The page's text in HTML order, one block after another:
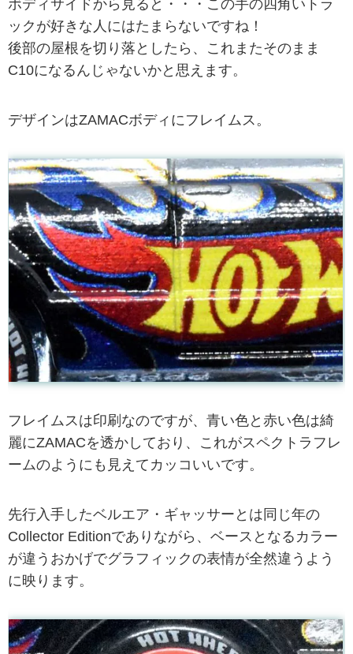
ボディサイドから見ると・・・この手の四角いトラ
ックが好きな人にはたまらないですね！
後部の屋根を切り落としたら、これまたそのまま
C10になるんじゃないかと思えます。
デザインはZAMACボディにフレイムス。
フレイムスは印刷なのですが、青い色と赤い色は綺
麗にZAMACを透かしており、これがスペクトラフレ
ームのようにも見えてカッコいいです。
先行入手したベルエア・ギャッサーとは同じ年の
Collector Editionでありながら、ベースとなるカラー
が違うおかげでグラフィックの表情が全然違うよう
に映ります。